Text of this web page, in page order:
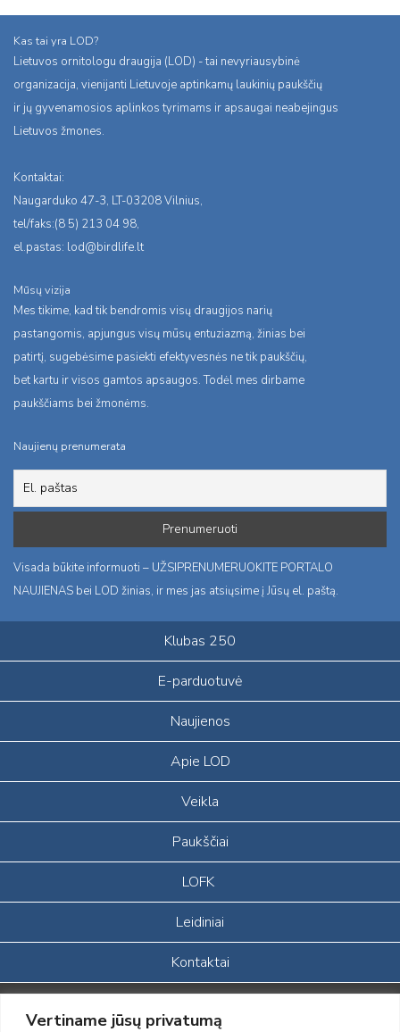
Vertiname jūsų privatumą
Kas tai yra LOD?
Lietuvos ornitologu draugija (LOD) - tai nevyriausybinė
organizacija, vienijanti Lietuvoje aptinkamų laukinių paukščių
ir jų gyvenamosios aplinkos tyrimams ir apsaugai neabejingus
Lietuvos žmones.
Kontaktai:
Naugarduko 47-3, LT-03208 Vilnius,
tel/faks:(8 5) 213 04 98,
el.pastas: lod@birdlife.lt
Mūsų vizija
Mes tikime, kad tik bendromis visų draugijos narių
pastangomis, apjungus visų mūsų entuziazmą, žinias bei
patirtį, sugebėsime pasiekti efektyvesnės ne tik paukščių,
bet kartu ir visos gamtos apsaugos. Todėl mes dirbame
paukščiams bei žmonėms.
Naujienų prenumerata
Visada būkite informuoti – UŽSIPRENUMERUOKITE PORTALO
NAUJIENAS bei LOD žinias, ir mes jas atsiųsime į Jūsų el. paštą.
Klubas 250
E-parduotuvė
Naujienos
Apie LOD
Veikla
Paukščiai
LOFK
Leidiniai
Kontaktai
Portalas sukurtas įgyvendinant Lietuvos Respublikos, Europos